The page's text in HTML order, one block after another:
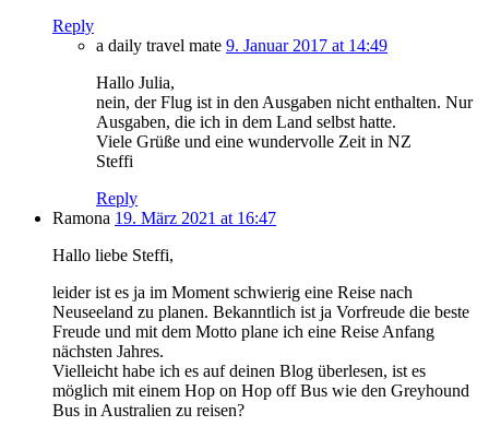
Reply
a daily travel mate 9. Januar 2017 at 14:49
Hallo Julia,
nein, der Flug ist in den Ausgaben nicht enthalten. Nur
Ausgaben, die ich in dem Land selbst hatte.
Viele Grüße und eine wundervolle Zeit in NZ
Steffi
Reply
Ramona 19. März 2021 at 16:47
Hallo liebe Steffi,
leider ist es ja im Moment schwierig eine Reise nach
Neuseeland zu planen. Bekanntlich ist ja Vorfreude die beste
Freude und mit dem Motto plane ich eine Reise Anfang
nächsten Jahres.
Vielleicht habe ich es auf deinen Blog überlesen, ist es
möglich mit einem Hop on Hop off Bus wie den Greyhound
Bus in Australien zu reisen?